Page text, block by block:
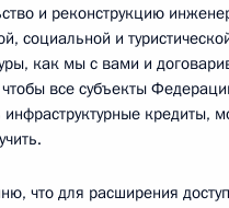
и реконструкцию
социальной и
как мы с вами и
чтобы все субъекты
инфраструктурные кредиты,
что для расширения